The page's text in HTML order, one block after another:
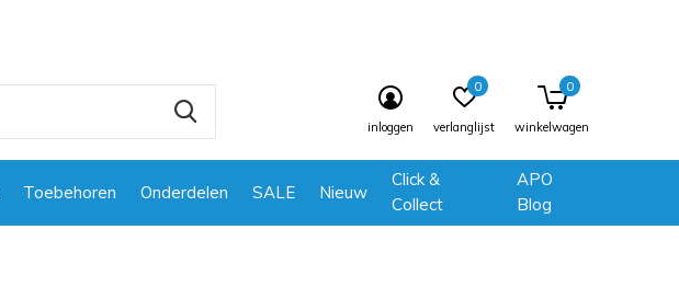
Toebehoren Onderdelen SALE Nieuw
Click &
Collect
APO
Blog
inloggen verlanglijst
0
winkelwagen
0